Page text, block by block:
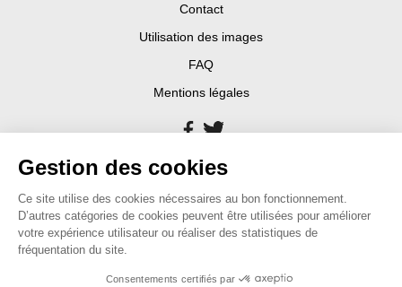
Contact
Utilisation des images
FAQ
Mentions légales
Gestion des cookies
Ce site utilise des cookies nécessaires au bon fonctionnement.
D’autres catégories de cookies peuvent être utilisées pour améliorer
votre expérience utilisateur ou réaliser des statistiques de
fréquentation du site.
Consentements certifiés par